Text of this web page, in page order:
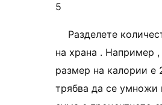
5
Разделете
на храна . Например
размер на калории е
трябва да се умножи